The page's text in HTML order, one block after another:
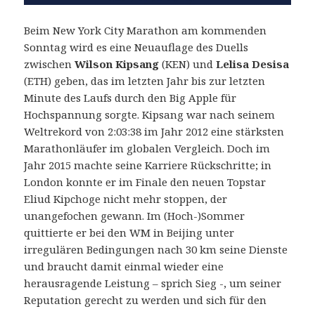
Beim New York City Marathon am kommenden
Sonntag wird es eine Neuauflage des Duells
zwischenWilson Kipsang (KEN) undLelisa Desisa
(ETH) geben, das im letzten Jahr bis zur letzten
Minute des Laufs durch den Big Apple für
Hochspannung sorgte. Kipsang war nach seinem
Weltrekord von 2:03:38 im Jahr 2012 eine stärksten
Marathonläufer im globalen Vergleich. Doch im
Jahr 2015 machte seine Karriere Rückschritte; in
London konnte er im Finale den neuen Topstar
Eliud Kipchoge nicht mehr stoppen, der
unangefochen gewann. Im (Hoch-)Sommer
quittierte er bei den WM in Beijing unter
irregulären Bedingungen nach 30 km seine Dienste
und braucht damit einmal wieder eine
herausragende Leistung – sprich Sieg -, um seiner
Reputation gerecht zu werden und sich für den